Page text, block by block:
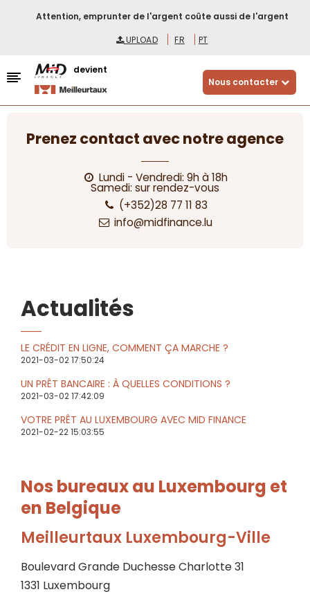
Attention, emprunter de l'argent coûte aussi de l'argent
UPLOAD
FR PT
devient
Nous contacter
Prenez contact avec notre agence
Lundi - Vendredi: 9h à 18h
Samedi: sur rendez-vous
(+352)28 77 11 83
info@midfinance.lu
Actualités
LE CRÉDIT EN LIGNE, COMMENT ÇA MARCHE ?
2021-03-02 17:50:24
UN PRÊT BANCAIRE : À QUELLES CONDITIONS ?
2021-03-02 17:42:09
VOTRE PRÊT AU LUXEMBOURG AVEC MID FINANCE
2021-02-22 15:03:55
Nos bureaux au Luxembourg et
en Belgique
Meilleurtaux Luxembourg-Ville
Boulevard Grande Duchesse Charlotte 31
1331 Luxembourg